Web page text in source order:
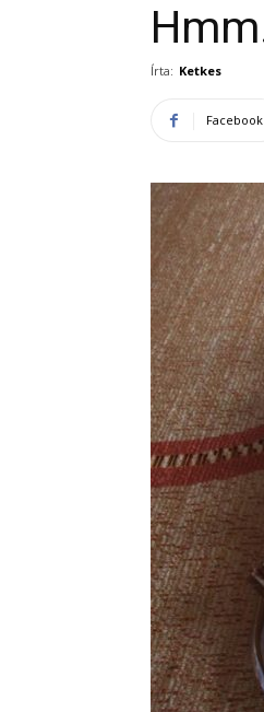
Írta: Ketkes
Facebook